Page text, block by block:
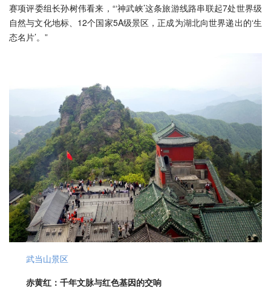
赛项评委组长孙树伟看来，“‘神武峡’这条旅游线路串联起7处世界级
自然与文化地标、12个国家5A级景区，正成为湖北向世界递出的‘生
态名片’。”
武当山景区
赤黄红：千年文脉与红色基因的交响